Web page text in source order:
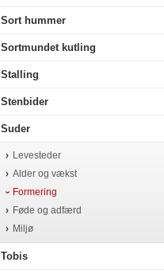
Sort hummer
Sortmundet kutling
Stalling
Stenbider
Suder
Levesteder
Alder og vækst
Formering
Føde og adfærd
Miljø
Tobis